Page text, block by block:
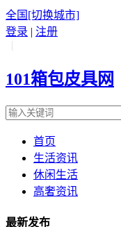
全国 [切换城市]
登录 | 注册
|
101箱包皮具网
首页
生活资讯
休闲生活
高奢资讯
最新发布